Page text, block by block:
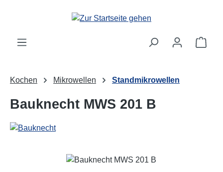
Zum Hauptinhalt springen
Kochen Mikrowellen Standmikrowellen
Bauknecht MWS 201 B
Bildergalerie überspringen